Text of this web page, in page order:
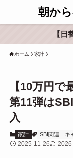
朝か
【
ホーム 家計
【10万円
第11弾は
入
家計 SBI関連 キ
2025-11-26